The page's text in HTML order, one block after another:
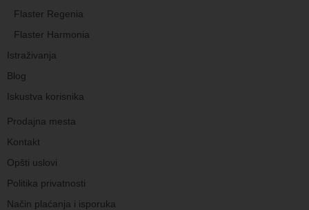
Flaster Regenia
Flaster Harmonia
Istraživanja
Blog
Iskustva korisnika
Prodajna mesta
Kontakt
Opšti uslovi
Politika privatnosti
Način plaćanja i isporuka